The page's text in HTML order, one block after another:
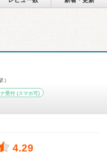
）
受付 (スマホ可)
4.29